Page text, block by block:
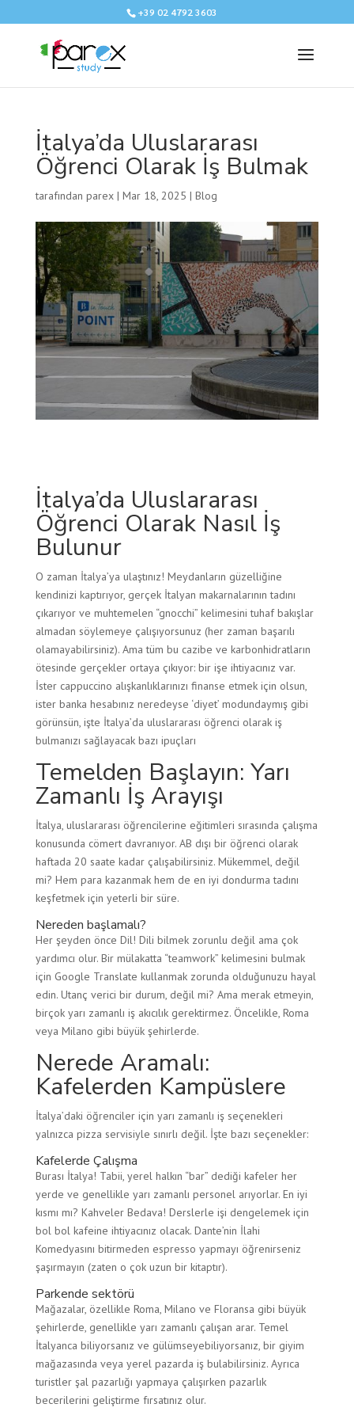
+39 02 4792 3603
İtalya’da Uluslararası
Öğrenci Olarak İş Bulmak
tarafından parex| Mar 18, 2025 | Blog
İtalya’da Uluslararası
Öğrenci Olarak Nasıl İş
Bulunur
O zaman İtalya’ya ulaştınız! Meydanların güzelliğine
kendinizi kaptırıyor, gerçek İtalyan makarnalarının tadını
çıkarıyor ve muhtemelen “gnocchi” kelimesini tuhaf bakışlar
almadan söylemeye çalışıyorsunuz (her zaman başarılı
olamayabilirsiniz). Ama tüm bu cazibe ve karbonhidratların
ötesinde gerçekler ortaya çıkıyor: bir işe ihtiyacınız var.
İster cappuccino alışkanlıklarınızı finanse etmek için olsun,
ister banka hesabınız neredeyse ‘diyet’ modundaymış gibi
görünsün, işte İtalya’da uluslararası öğrenci olarak iş
bulmanızı sağlayacak bazı ipuçları
Temelden Başlayın: Yarı
Zamanlı İş Arayışı
İtalya, uluslararası öğrencilerine eğitimleri sırasında çalışma
konusunda cömert davranıyor. AB dışı bir öğrenci olarak
haftada 20 saate kadar çalışabilirsiniz. Mükemmel, değil
mi? Hem para kazanmak hem de en iyi dondurma tadını
keşfetmek için yeterli bir süre.
Nereden başlamalı?
Her şeyden önce Dil! Dili bilmek zorunlu değil ama çok
yardımcı olur. Bir mülakatta “teamwork” kelimesini bulmak
için Google Translate kullanmak zorunda olduğunuzu hayal
edin. Utanç verici bir durum, değil mi? Ama merak etmeyin,
birçok yarı zamanlı iş akıcılık gerektirmez. Öncelikle, Roma
veya Milano gibi büyük şehirlerde.
Nerede Aramalı:
Kafelerden Kampüslere
İtalya’daki öğrenciler için yarı zamanlı iş seçenekleri
yalnızca pizza servisiyle sınırlı değil. İşte bazı seçenekler:
Kafelerde Çalışma
Burası İtalya! Tabii, yerel halkın “bar” dediği kafeler her
yerde ve genellikle yarı zamanlı personel arıyorlar. En iyi
kısmı mı? Kahveler Bedava! Derslerle işi dengelemek için
bol bol kafeine ihtiyacınız olacak. Dante’nin İlahi
Komedyasını bitirmeden espresso yapmayı öğrenirseniz
şaşırmayın (zaten o çok uzun bir kitaptır).
Parkende sektörü
Mağazalar, özellikle Roma, Milano ve Floransa gibi büyük
şehirlerde, genellikle yarı zamanlı çalışan arar. Temel
İtalyanca biliyorsanız ve gülümseyebiliyorsanız, bir giyim
mağazasında veya yerel pazarda iş bulabilirsiniz. Ayrıca
turistler şal pazarlığı yapmaya çalışırken pazarlık
becerilerini geliştirme fırsatınız olur.